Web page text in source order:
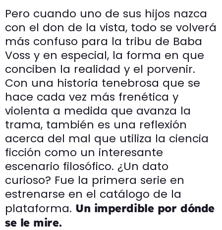
Pero cuando uno de sus hijos nazca
con el don de la vista, todo se volverá
más confuso para la tribu de Baba
Voss y en especial, la forma en que
conciben la realidad y el porvenir.
Con una historia tenebrosa que se
hace cada vez más frenética y
violenta a medida que avanza la
trama, también es una reflexión
acerca del mal que utiliza la ciencia
ficción como un interesante
escenario filosófico. ¿Un dato
curioso? Fue la primera serie en
estrenarse en el catálogo de la
plataforma. Un imperdible por dónde
se le mire.